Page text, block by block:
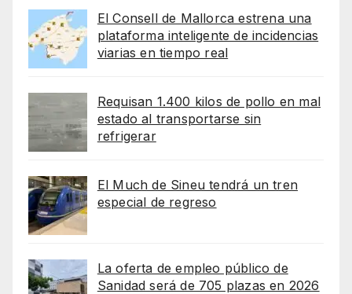
El Consell de Mallorca estrena una
plataforma inteligente de incidencias
viarias en tiempo real
Requisan 1.400 kilos de pollo en mal
estado al transportarse sin
refrigerar
El Much de Sineu tendrá un tren
especial de regreso
La oferta de empleo público de
Sanidad será de 705 plazas en 2026